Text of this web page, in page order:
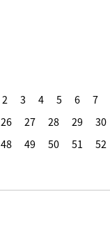
2 3 4 5 6 7
26 27 28 29 30
48 49 50 51 52